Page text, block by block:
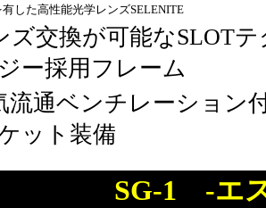
した高性能光学レンズSELENITE
ズ交換が可能なSLOTテ
ー採用フレーム
流通ベンチレーション
ット装備
SG-1 -エ